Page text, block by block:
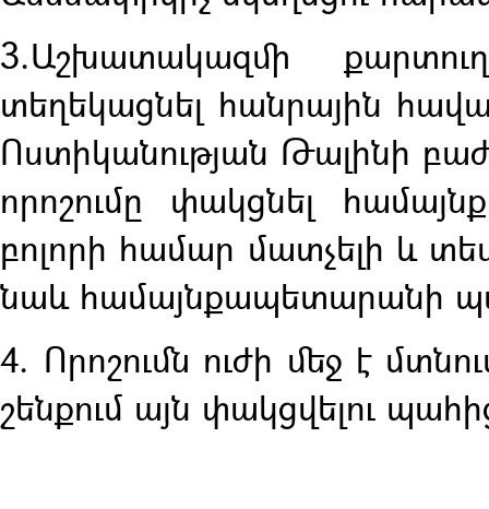
3.Աշխատակազմի
տեղեկացնել հանրային
Ոստիկանության Թալինի
որոշումը փակցնել
բոլորի համար մատչելի և
նաև համայնքապետարանի
4. Որոշումն ուժի մեջ է
շենքում այն փակցվելու